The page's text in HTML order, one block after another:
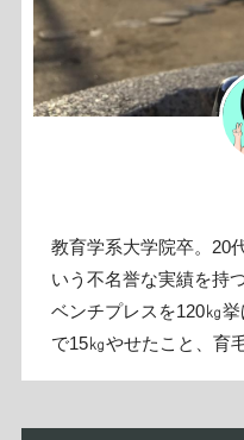
教育学系大学院卒。20
いう不名誉な実績を持
ベンチプレスを120㎏
で15㎏やせたこと、育